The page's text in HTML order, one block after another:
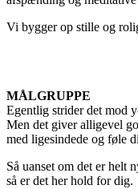
Vi bygger op stille og
MÅLGRUPPE
Egentlig strider det mod
Men det giver alligevel
med ligesindede og føle
Så uanset om det er helt
så er det her hold for dig.